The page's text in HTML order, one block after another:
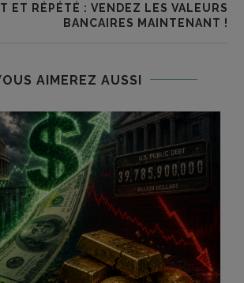
ET RÉPÉTÉ : VENDEZ LES VALEURS
BANCAIRES MAINTENANT !
AIMEREZ AUSSI